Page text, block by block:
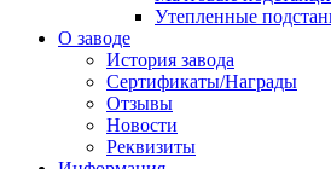
Утепленные
О заводе
История завода
Сертификаты/Награды
Отзывы
Новости
Реквизиты